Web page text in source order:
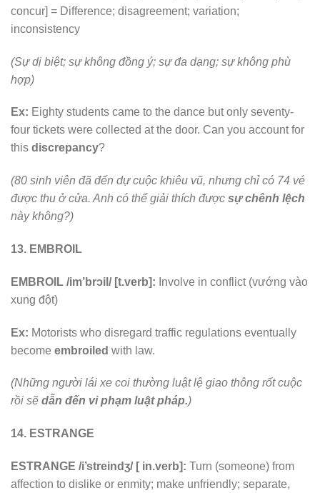
concur] = Difference; disagreement; variation;
inconsistency
(Sự dị biệt; sự không đồng ý; sự đa dạng; sự không phù
hợp)
Ex: Eighty students came to the dance but only seventy-
four tickets were collected at the door. Can you account for
this discrepancy?
(80 sinh viên đã đến dự cuộc khiêu vũ, nhưng chỉ có 74 vé
được thu ở cửa. Anh có thể giải thích được sự chênh lệch
này không?)
13. EMBROIL
EMBROIL /im’brɔil/ [t.verb]: Involve in conflict (vướng vào
xung đột)
Ex: Motorists who disregard traffic regulations eventually
become embroiled with law.
(Những người lái xe coi thường luật lệ giao thông rốt cuộc
rồi sẽ dẫn đến vi phạm luật pháp.)
14. ESTRANGE
ESTRANGE /i’streindʒ/ [ in.verb]: Turn (someone) from
affection to dislike or enmity; make unfriendly; separate,